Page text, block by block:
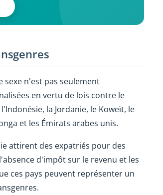
sexe n'est pas seulement
en vertu de lois contre le
la Jordanie, le Koweït, le
et les Émirats arabes unis.
attirent des expatriés pour des
d'impôt sur le revenu et les
ces pays peuvent représenter un